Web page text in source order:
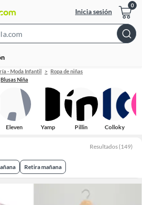
Inicia sesión
Bar
- Moda Infantil
Ropa de niñas
Blusas Niña
Eleven Yamp Pillin Colloky
Resultados (149)
Retira mañana